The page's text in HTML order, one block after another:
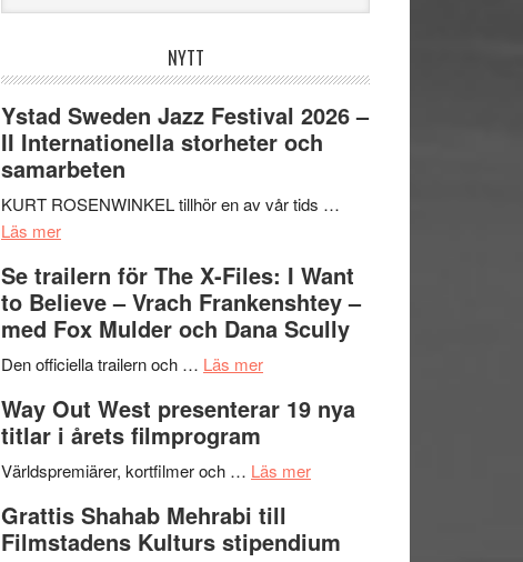
webbplatsen
NYTT
Ystad Sweden Jazz Festival 2026 –
II Internationella storheter och
samarbeten
KURT ROSENWINKEL tillhör en av vår tids …
Läs merom
Sweden
Jazz
Festival
2026
II
Internationella
storheter
samarbeten
Se trailern för The X-Files: I Want
to Believe – Vrach Frankenshtey –
med Fox Mulder och Dana Scully
Den officiella trailern och … Läs merom
trailern
The
Files:
I
Way Out West presenterar 19 nya
titlar i årets filmprogram
Världspremiärer, kortfilmer och … Läs merom
West
Grattis Shahab Mehrabi till
Filmstadens Kulturs stipendium